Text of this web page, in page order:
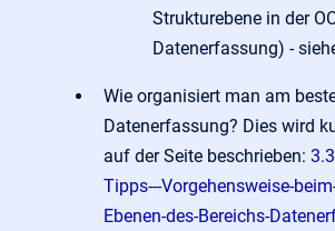
Strukturebene in der
Datenerfassung) -
Wie organisiert man am
Datenerfassung? Dies wird
auf der Seite beschrieben:
Tipps---Vorgehensweise-
Ebenen-des-Bereichs-